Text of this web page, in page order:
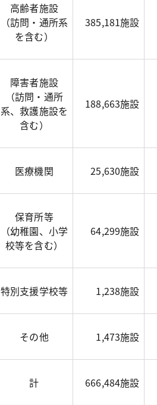
高齢者施設
（訪問・通所系
を含む）
385,181施設
障害者施設
（訪問・通所
系、救護施設を
含む）
188,663施設
医療機関 25,630施設
保育所等
（幼稚園、小学
校等を含む）
64,299施設
特別支援学校等 1,238施設
その他 1,473施設
計 666,484施設